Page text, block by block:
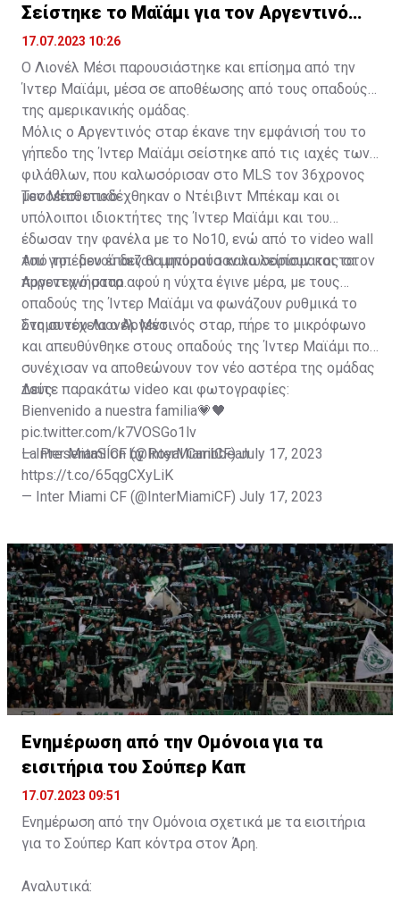
Σείστηκε το Μαϊάμι για τον Αργεντινό
σταρ
17.07.2023 10:26
Ο Λιονέλ Μέσι παρουσιάστηκε και επίσημα από την
Ίντερ Μαϊάμι, μέσα σε αποθέωσης από τους οπαδούς
της αμερικανικής ομάδας.
Μόλις ο Αργεντινός σταρ έκανε την εμφάνισή του το
γήπεδο της Ίντερ Μαϊάμι σείστηκε από τις ιαχές των
φιλάθλων, που καλωσόρισαν στο MLS τον 36χρονος
μεσοεπιθετικό.
Τον Μέσι υποδέχθηκαν ο Ντέιβιντ Μπέκαμ και οι
υπόλοιποι ιδιοκτήτες της Ίντερ Μαϊάμι και του
έδωσαν την φανέλα με το Νο10, ενώ από το video wall
του γηπέδου έπαιζαν μηνύματα καλωσορίσματος στον
Αργεντινό σταρ.
Από το... μενού δεν θα μπορούσαν να λείπουν και τα
πυροτεχνήματα αφού η νύχτα έγινε μέρα, με τους
οπαδούς της Ίντερ Μαϊάμι να φωνάζουν ρυθμικά το
όνομα του Λιονέλ Μέσι.
Στη συνέχεια ο Αργεντινός σταρ, πήρε το μικρόφωνο
και απευθύνθηκε στους οπαδούς της Ίντερ Μαϊάμι που
συνέχισαν να αποθεώνουν τον νέο αστέρα της ομάδας
τους.
Δείτε παρακάτω video και φωτογραφίες:
Bienvenido a nuestra familia💗🖤
pic.twitter.com/k7VOSGo1lv
— Inter Miami CF (@InterMiamiCF)July 17, 2023
La PresentaSÍon by Royal Caribbean
https://t.co/65qgCXyLiK
— Inter Miami CF (@InterMiamiCF) July 17, 2023
Ενημέρωση από την Ομόνοια για τα
εισιτήρια του Σούπερ Καπ
17.07.2023 09:51
Ενημέρωση από την Ομόνοια σχετικά με τα εισιτήρια
για το Σούπερ Καπ κόντρα στον Άρη.
Αναλυτικά: